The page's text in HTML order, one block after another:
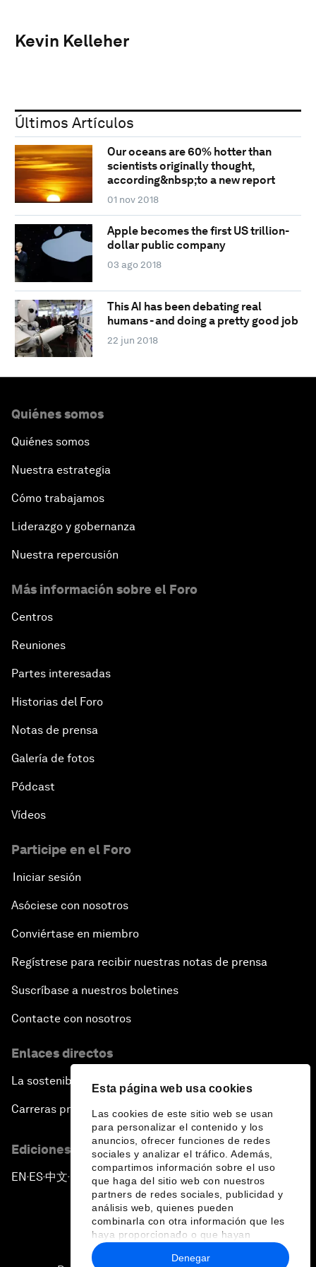
Esta página web usa cookies
Las cookies de este sitio web se usan
para personalizar el contenido y los
anuncios, ofrecer funciones de redes
sociales y analizar el tráfico. Además,
compartimos información sobre el uso
que haga del sitio web con nuestros
partners de redes sociales, publicidad y
análisis web, quienes pueden
combinarla con otra información que les
haya proporcionado o que hayan
recopilado a partir del uso que haya
hecho de sus servicios.
Denegar
Kevin Kelleher
Últimos Artículos
Our oceans are 60% hotter than
scientists originally thought,
according&nbsp;to a new report
01 nov 2018
Apple becomes the first US trillion-
dollar public company
03 ago 2018
This AI has been debating real
humans - and doing a pretty good job
22 jun 2018
Quiénes somos
Quiénes somos
Nuestra estrategia
Cómo trabajamos
Liderazgo y gobernanza
Nuestra repercusión
Más información sobre el Foro
Centros
Reuniones
Partes interesadas
Historias del Foro
Notas de prensa
Galería de fotos
Pódcast
Vídeos
Participe en el Foro
Iniciar sesión
Asóciese con nosotros
Conviértase en miembro
Regístrese para recibir nuestras notas de prensa
Suscríbase a nuestros boletines
Contacte con nosotros
Enlaces directos
La sostenibilidad en el Foro
Carreras profesionales
Ediciones en otros idiomas
EN ▪ES▪中文▪ 日本語